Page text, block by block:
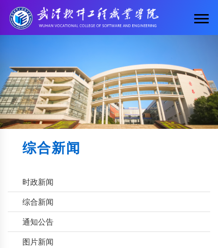
综合新闻
时政新闻
综合新闻
通知公告
图片新闻